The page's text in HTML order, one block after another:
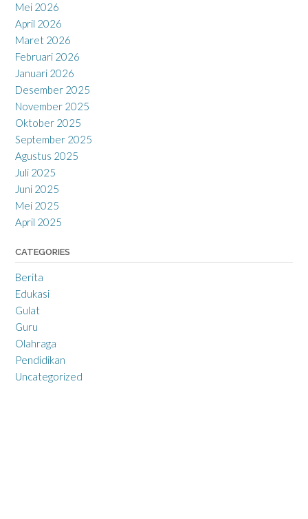
Mei 2026
April 2026
Maret 2026
Februari 2026
Januari 2026
Desember 2025
November 2025
Oktober 2025
September 2025
Agustus 2025
Juli 2025
Juni 2025
Mei 2025
April 2025
CATEGORIES
Berita
Edukasi
Gulat
Guru
Olahraga
Pendidikan
Uncategorized